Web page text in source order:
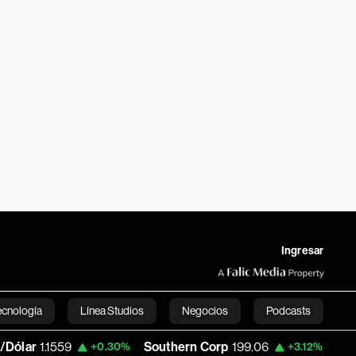
Ingresar
Línea Studios Negocios Podcasts
English
+0.30% Southern Corp 199.06 +3.12% Copa Holdings